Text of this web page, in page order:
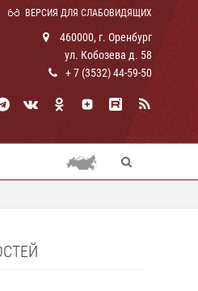
ВЕРСИЯ ДЛЯ СЛАБОВИДЯЩИХ
460000, г. Оренбург
ул. Кобозева д. 58
+ 7 (3532) 44-59-50